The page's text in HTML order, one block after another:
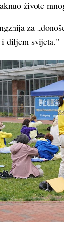
živote
za
i diljem svijeta."